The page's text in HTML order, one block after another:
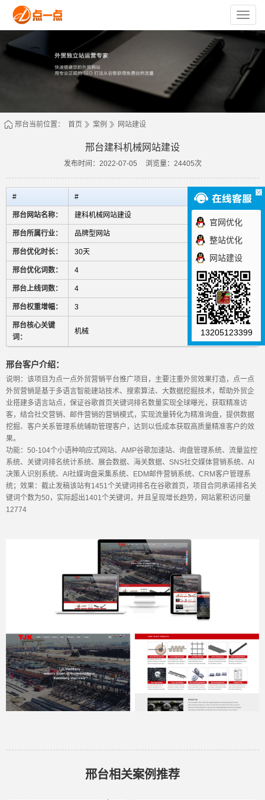
苏
州
点
一
络
技
术
司
邢台当前位置： 首页 案例 网站建设
邢台建科机械网站建设
发布时间：2022-07-05 浏览量：24405次
# #
邢台网站名称： 建科机械网站建设
邢台所属行业： 品牌型网站
邢台优化时长： 30天
邢台优化词数： 4
邢台上线词数： 4
邢台权重增幅： 3
邢台核心关键
词：
机械
邢台客户介绍：
说明：该项目为点一点外贸营销平台推广项目，主要注重外贸效果打造，点一点
外贸营销是基于多语言智能建站技术、搜索算法、大数据挖掘技术，帮助外贸企
业搭建多语言站点，保证谷歌首页关键词排名数量实现全球曝光，获取精准访
客，结合社交营销、邮件营销的营销模式，实现流量转化为精准询盘，提供数据
挖掘、客户关系管理系统辅助管理客户，达到以低成本获取高质量精准客户的效
果。
功能：50-104个小语种响应式网站、AMP谷歌加速站、询盘管理系统、流量监控
系统、关键词排名统计系统、展会数据、海关数据、SNS社交媒体营销系统、AI
决策人识别系统、AI社媒询盘采集系统、EDM邮件营销系统、CRM客户管理系
统；效果：截止发稿该站有1451个关键词排名在谷歌首页，项目合同承诺排名关
键词个数为50，实际超出1401个关键词，并且呈现增长趋势，网站累积访问量
12774
邢台相关案例推荐
官网优化
整站优化
网站建设
13205123399